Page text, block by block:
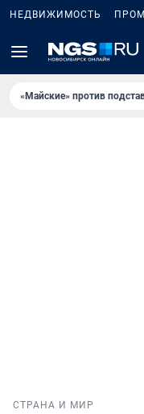
НЕДВИЖИМОСТЬ
«Майские» против
СТРАНА И МИР